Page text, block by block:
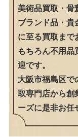
美術品買取・骨
ブランド品・貴
に至る買取まで
もちろん不用
迎です。
大阪市福島区で
取専門店から創
ーズに是非お任